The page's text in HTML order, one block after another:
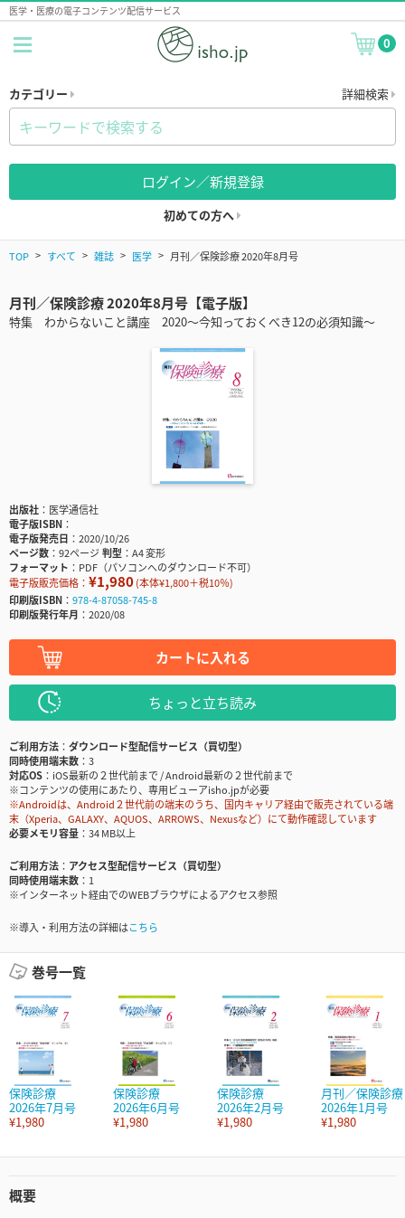
医学・医療の電子コンテンツ配信サービス
0
カテゴリー 詳細検索
ログイン／新規登録
初めての方へ
TOP すべて 雑誌 医学 月刊／保険診療 2020年8月号
月刊／保険診療 2020年8月号【電子版】
特集 わからないこと講座 2020～今知っておくべき12の必須知識～
出版社
医学通信社
電子版ISBN
電子版発売日
2020/10/26
ページ数
92ページ判型
A4 変形
フォーマット
PDF（パソコンへのダウンロード不可）
電子版販売価格： ¥1,980(本体¥1,800＋税10％)
印刷版ISBN
978-4-87058-745-8
印刷版発行年月
2020/08
カートに入れる
ちょっと立ち読み
ご利用方法
ダウンロード型配信サービス（買切型）
同時使用端末数
3
対応OS
iOS最新の２世代前まで / Android最新の２世代前まで
※コンテンツの使用にあたり、専用ビューアisho.jpが必要
※Androidは、Android２世代前の端末のうち、国内キャリア経由で販売されている端
末（Xperia、GALAXY、AQUOS、ARROWS、Nexusなど）にて動作確認しています
必要メモリ容量
34 MB以上
ご利用方法
アクセス型配信サービス（買切型）
同時使用端末数
1
※インターネット経由でのWEBブラウザによるアクセス参照
※導入・利用方法の詳細はこちら
巻号一覧
保険診療
2026年7月号
¥1,980
保険診療
2026年6月号
¥1,980
保険診療
2026年2月号
¥1,980
月刊／保険診療
2026年1月号
¥1,980
概要